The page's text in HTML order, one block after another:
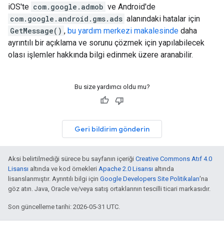
iOS'te com.google.admob ve Android'de
com.google.android.gms.ads alanındaki hatalar için
GetMessage() , bu yardım merkezi makalesinde daha
ayrıntılı bir açıklama ve sorunu çözmek için yapılabilecek
olası işlemler hakkında bilgi edinmek üzere aranabilir.
Bu size yardımcı oldu mu?
Geri bildirim gönderin
Aksi belirtilmediği sürece bu sayfanın içeriği Creative Commons Atıf 4.0
Lisansı altında ve kod örnekleri Apache 2.0 Lisansı altında
lisanslanmıştır. Ayrıntılı bilgi için Google Developers Site Politikaları'na
göz atın. Java, Oracle ve/veya satış ortaklarının tescilli ticari markasıdır.
Son güncelleme tarihi: 2026-05-31 UTC.